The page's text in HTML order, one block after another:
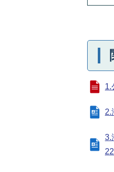
1.
2.
3.